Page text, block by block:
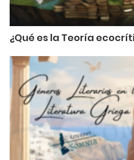
¿Qué es la Teoría